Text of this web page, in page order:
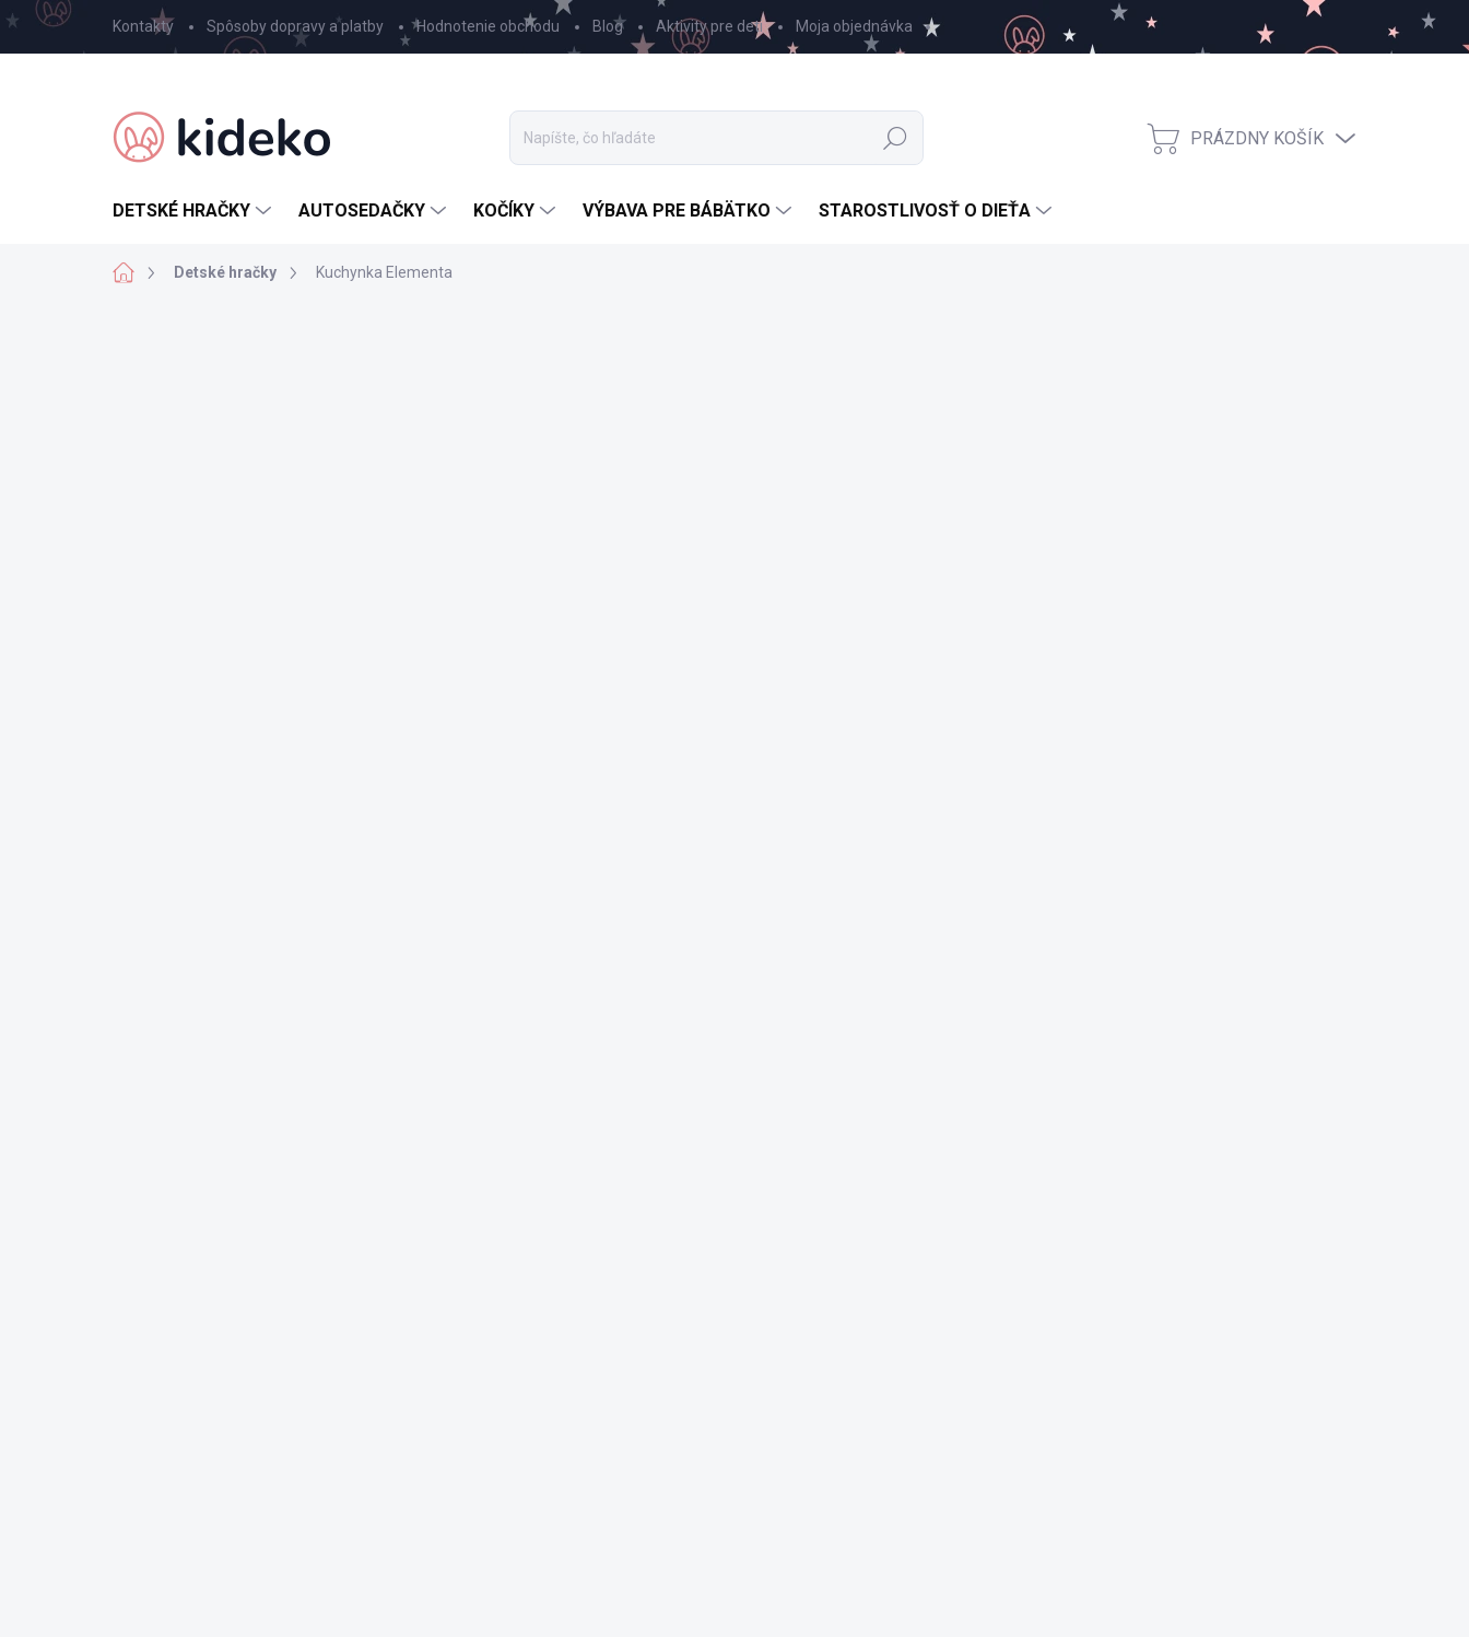
Prejsť
na
obsah
Kontakty Spôsoby dopravy a platby Hodnotenie obchodu Blog Aktivity pre deti Moja objednávka
Hľadať
NÁKUPNÝ
PRÁZDNY KOŠÍK
DETSKÉ HRAČKY AUTOSEDAČKY KOČÍKY VÝBAVA PRE BÁBÄTKO STAROSTLIVOSŤ O DIEŤA
DomovDetské hračky Kuchynka Elementa